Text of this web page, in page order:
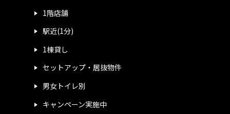
1階店舗
駅近(1分)
1棟貸し
セットアップ・居抜物件
男女トイレ別
キャンペーン実施中